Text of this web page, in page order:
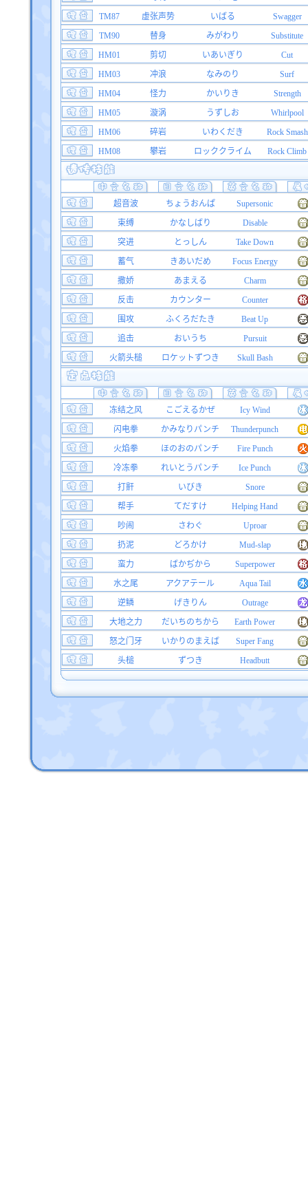
TM87
虚张声势 いばる
Swagger
TM90
替身 みがわり
Substitute
HM01
剪切 いあいぎり
Cut
HM03
冲浪 なみのり
Surf
HM04
怪力 かいりき
Strength
HM05
漩涡 うずしお
Whirlpool
HM06
碎岩 いわくだき
Rock Smash
HM08
攀岩 ロッククライム Rock Climb
超音波 ちょうおんぱ
Supersonic
束缚
かなしばり
Disable
突进
とっしん
Take Down
蓄气
きあいだめ
Focus Energy
撒娇
あまえる
Charm
反击
カウンター
Counter
围攻
ふくろだたき
Beat Up
追击
おいうち
Pursuit
火箭头槌
ロケットずつき Skull Bash
冻结之风 こごえるかぜ
Icy Wind
闪电拳
かみなりパンチ
Thunderpunch
火焰拳
ほのおのパンチ
Fire Punch
冷冻拳
れいとうパンチ
Ice Punch
打鼾
いびき
Snore
帮手
てだすけ
Helping Hand
吵闹
さわぐ
Uproar
扔泥
どろかけ
Mud-slap
蛮力
ばかぢから
Superpower
水之尾
アクアテール
Aqua Tail
逆鳞
げきりん
Outrage
大地之力
だいちのちから
Earth Power
怒之门牙
いかりのまえば
Super Fang
头槌
ずつき Headbutt